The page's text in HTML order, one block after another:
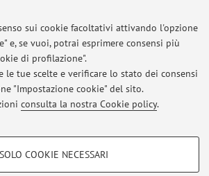
sui cookie facoltativi attivando l'opzione
e, se vuoi, potrai esprimere consensi più
di profilazione".
le tue scelte e verificare lo stato dei consensi
"Impostazione cookie" del sito.
consulta la nostra Cookie policy.
- FACOLTATIVI
SOLO COOKIE NECESSARI
STUDIORUM - Università di Bologna - Via
Bologna - Partita IVA: 01131710376
Note legali| Impostazioni Cookie